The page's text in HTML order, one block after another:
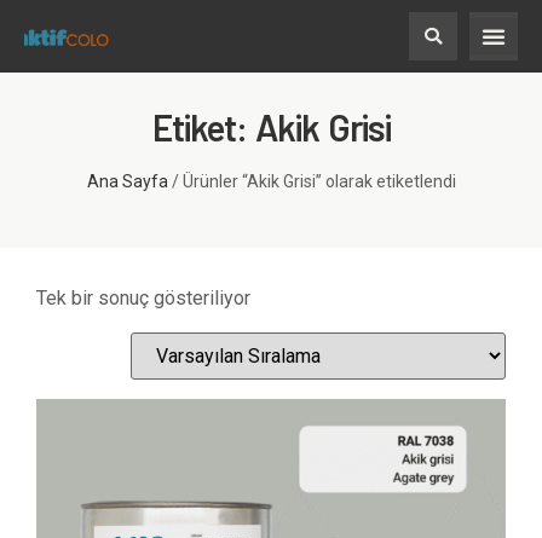
Etiket: Akik Grisi
Ana Sayfa / Ürünler “Akik Grisi” olarak etiketlendi
Tek bir sonuç gösteriliyor